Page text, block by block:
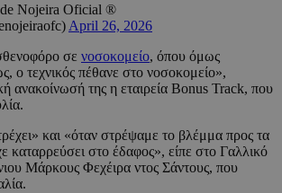
Nojeira Oficial ®
April 26, 2026
σε νοσοκομείο, όπου όμως
ο τεχνικός πέθανε στο νοσοκομείο»,
ανακοίνωσή της η εταιρεία Bonus Track, που
και «όταν στρέψαμε το βλέμμα προς τα
καταρρεύσει στο έδαφος», είπε στο Γαλλικό
Μάρκους Φεχέιρα ντος Σάντους, που